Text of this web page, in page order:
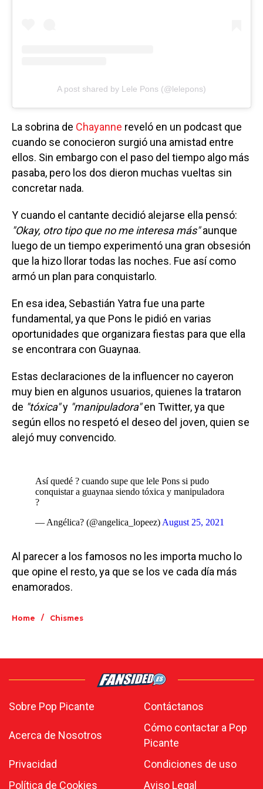
A post shared by Lele Pons (@lelepons)
La sobrina de Chayanne reveló en un podcast que
cuando se conocieron surgió una amistad entre
ellos. Sin embargo con el paso del tiempo algo más
pasaba, pero los dos dieron muchas vueltas sin
concretar nada.
Y cuando el cantante decidió alejarse ella pensó:
"Okay, otro tipo que no me interesa más"aunque
luego de un tiempo experimentó una gran obsesión
que la hizo llorar todas las noches. Fue así como
armó un plan para conquistarlo.
En esa idea, Sebastián Yatra fue una parte
fundamental, ya que Pons le pidió en varias
oportunidades que organizara fiestas para que ella
se encontrara con Guaynaa.
Estas declaraciones de la influencer no cayeron
muy bien en algunos usuarios, quienes la trataron
de "tóxica"y "manipuladora"en Twitter, ya que
según ellos no respetó el deseo del joven, quien se
alejó muy convencido.
Así quedé ? cuando supe que lele Pons si pudo
conquistar a guaynaa siendo tóxica y manipuladora
?
— Angélica? (@angelica_lopeez) August 25, 2021
Al parecer a los famosos no les importa mucho lo
que opine el resto, ya que se los ve cada día más
enamorados.
Home / Chismes
Sobre Pop Picante Contáctanos
Acerca de Nosotros
Cómo contactar a Pop
Picante
Privacidad
Condiciones de uso
Política de Cookies
Aviso Legal